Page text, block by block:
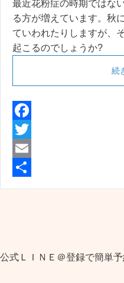
最近花粉症の時期ではな
る方が増えています。秋
ていわれたりしますが、
起こるのでしょうか?
続
F
a
c
k
T
w
r
E
公式ＬＩＮＥ＠登録で簡単予